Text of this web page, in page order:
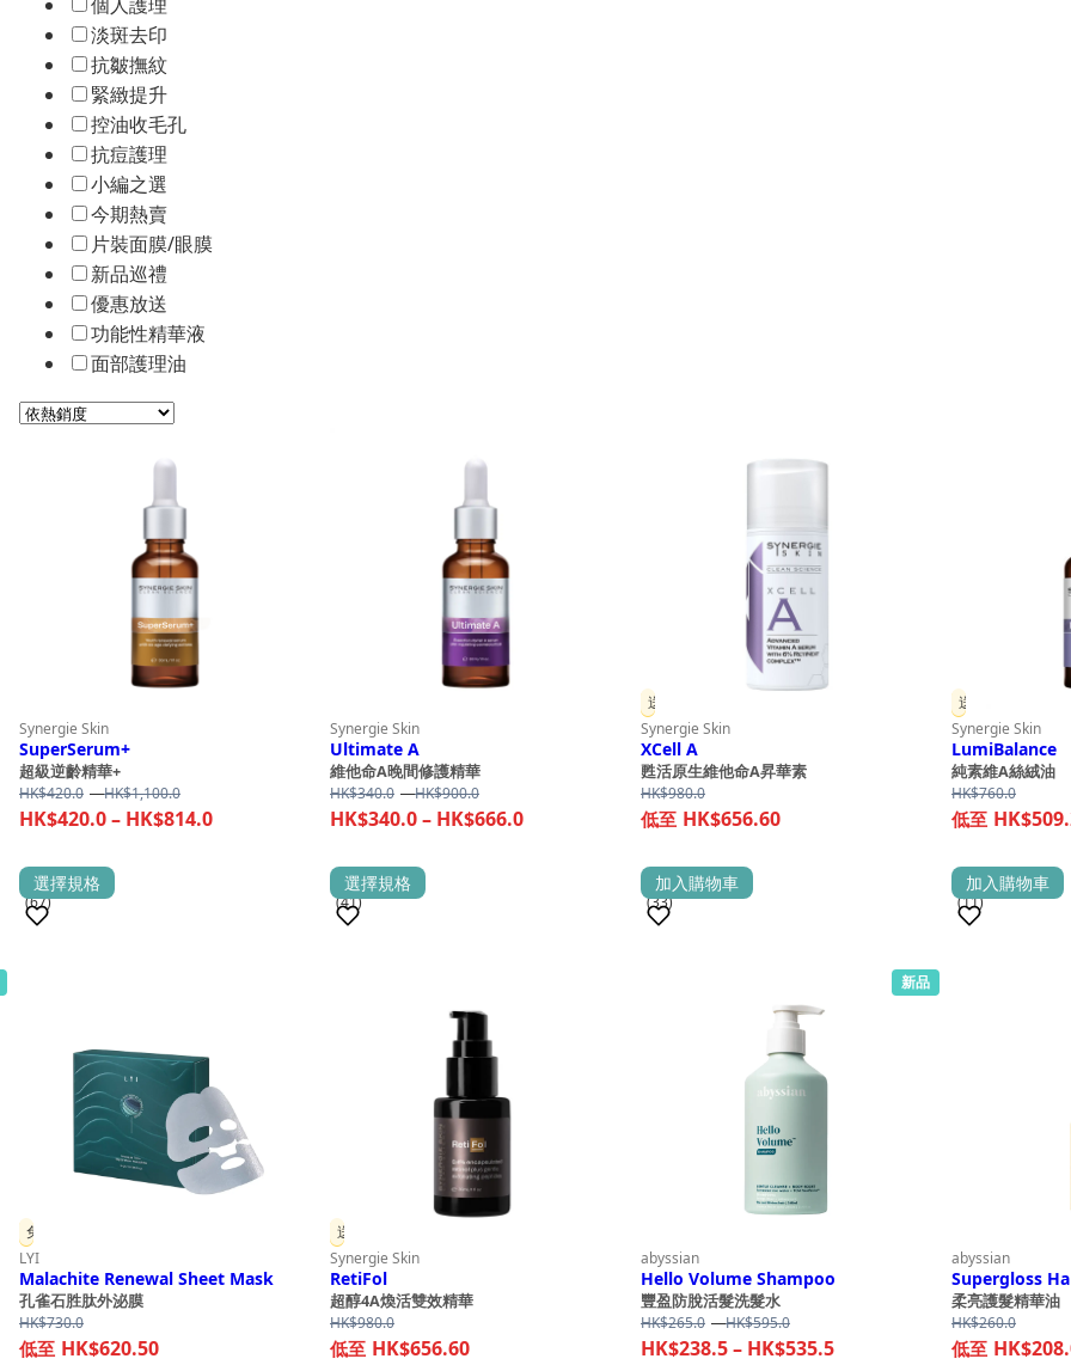
淡斑去印
抗皺撫紋
緊緻提升
控油收毛孔
抗痘護理
小編之選
今期熱賣
片裝面膜/眼膜
新品巡禮
優惠放送
功能性精華液
面部護理油
家用美容儀器
Synergie Skin
SuperSerum+
超級逆齡精華+
HK$420.0 –HK$1,100.0
range:
HK$420.0– HK$814.0Price
(67)
選擇規格
This
options
may
be
chosen
on
page
Synergie Skin
Ultimate A
維他命A晚間修護精華
HK$340.0 –HK$900.0
range:
HK$340.0– HK$666.0Price
(41)
選擇規格
This
The
options
may
be
chosen
on
the
送贈品
Synergie Skin
XCell A
甦活原生維他命A昇華素
HK$980.0
HK$656.60
(33)
加入購物車
送贈品
Synergie Skin
LumiBalance
純素維A絲絨油
HK$760.0
(11)
加入購物車
免費贈品
LYI
Malachite Renewal Sheet Mask
孔雀石胜肽外泌膜
HK$730.0
HK$620.50
送贈品
Synergie Skin
RetiFol
超醇4A煥活雙效精華
HK$980.0
HK$656.60
abyssian
Hello Volume Shampoo
豐盈防脫活髮洗髮水
HK$265.0 –HK$595.0
range:
HK$238.5– HK$535.5Price
新品
abyssian
Supergloss
柔亮護髮精華油
HK$260.0